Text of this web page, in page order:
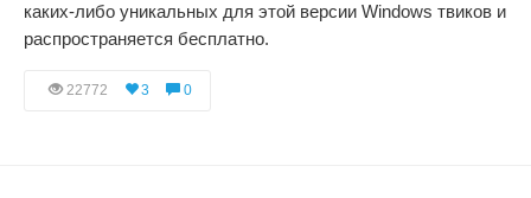
каких-либо уникальных для этой версии Windows твиков и
распространяется бесплатно.
22772 3 0